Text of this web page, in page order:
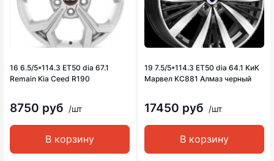
16 6.5/5*114.3 ET50 dia 67.1
Remain Kia Ceed R190
8750 руб /шт
В корзину
19 7.5/5*114.3 ET50 dia 64.1 КиК
Марвел KC881 Алмаз черный
17450 руб /шт
В корзину